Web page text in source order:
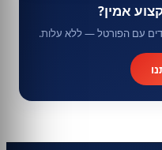
אמין?
עם הפורטל — ללא עלות.